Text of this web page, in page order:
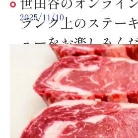
ランク上のステー
ューをお楽しみく
2025/11/10